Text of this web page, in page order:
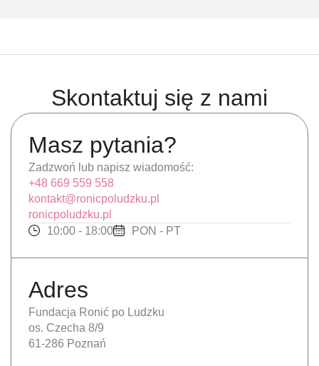
Skontaktuj się z nami
Masz pytania?
Zadzwoń lub napisz wiadomość:
+48 669 559 558
kontakt@ronicpoludzku.pl
ronicpoludzku.pl
10:00 - 18:00
PON - PT
Adres
Fundacja Ronić po Ludzku
os. Czecha 8/9
61-286 Poznań